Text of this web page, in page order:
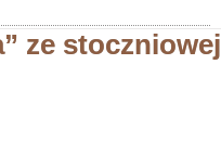
ze stoczniowej